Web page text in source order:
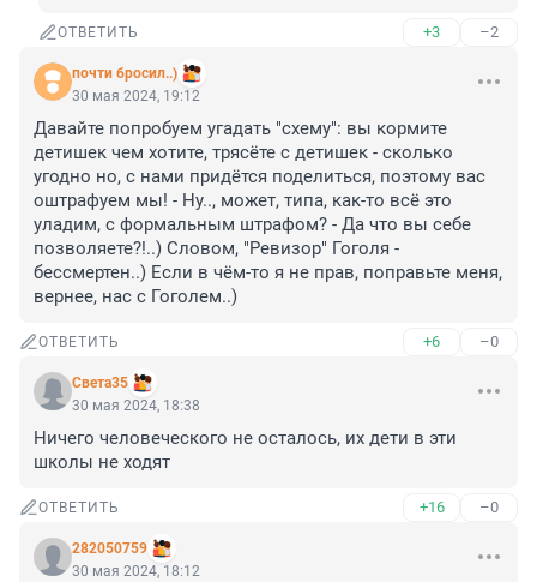
ОТВЕТИТЬ +3 –2
почти бросил..)
30 мая 2024, 19:12
Давайте попробуем угадать "схему": вы кормите
детишек чем хотите, трясёте с детишек - сколько
угодно но, с нами придётся поделиться, поэтому вас
оштрафуем мы! - Ну.., может, типа, как-то всё это
уладим, с формальным штрафом? - Да что вы себе
позволяете?!..) Словом, "Ревизор" Гоголя -
бессмертен..) Если в чём-то я не прав, поправьте меня,
вернее, нас с Гоголем..)
ОТВЕТИТЬ +6 –0
Света35
30 мая 2024, 18:38
Ничего человеческого не осталось, их дети в эти
школы не ходят
ОТВЕТИТЬ +16 –0
282050759
30 мая 2024, 18:12